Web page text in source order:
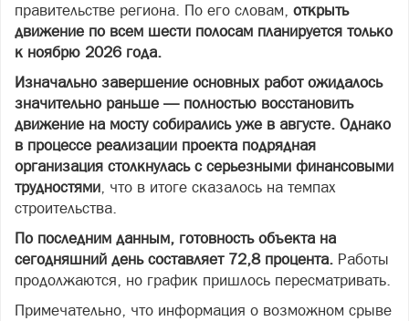
правительстве региона. По его словам, открыть
движение по всем шести полосам планируется только
к ноябрю 2026 года.
Изначально завершение основных работ ожидалось
значительно раньше — полностью восстановить
движение на мосту собирались уже в августе. Однако
в процессе реализации проекта подрядная
организация столкнулась с серьезными финансовыми
трудностями, что в итоге сказалось на темпах
строительства.
По последним данным, готовность объекта на
сегодняшний день составляет 72,8 процента. Работы
продолжаются, но график пришлось пересматривать.
Примечательно, что информация о возможном срыве